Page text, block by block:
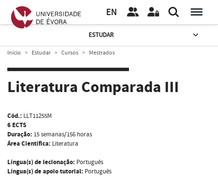
EN
ESTUDAR
Início Estudar Cursos Mestrados
Literatura Comparada III
Cód.: LLT11255M
6 ECTS
Duração: 15 semanas/156 horas
Área Científica: Literatura
Língua(s) de lecionação: Português
Língua(s) de apoio tutorial: Português